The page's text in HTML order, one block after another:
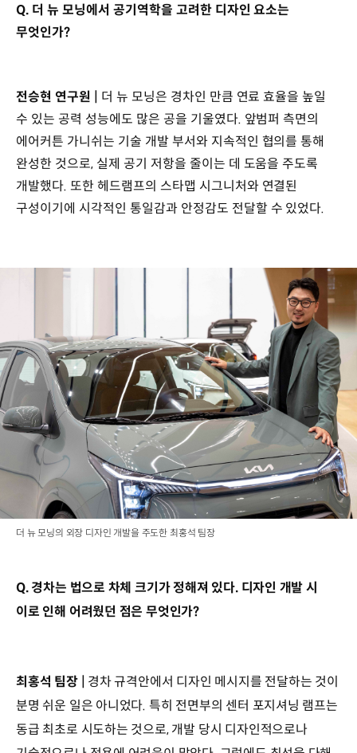
Q. 더 뉴 모닝에서 공기역학을 고려한 디자인 요소는
무엇인가?
전승현 연구원 |
더 뉴 모닝은 경차인 만큼 연료 효율을 높일
수 있는 공력 성능에도 많은 공을 기울였다. 앞범퍼 측면의
에어커튼 가니쉬는 기술 개발 부서와 지속적인 협의를 통해
완성한 것으로, 실제 공기 저항을 줄이는 데 도움을 주도록
개발했다. 또한 헤드램프의 스타맵 시그니처와 연결된
구성이기에 시각적인 통일감과 안정감도 전달할 수 있었다.
더 뉴 모닝의 외장 디자인 개발을 주도한 최홍석 팀장
Q. 경차는 법으로 차체 크기가 정해져 있다. 디자인 개발 시
이로 인해 어려웠던 점은 무엇인가?
최홍석 팀장 | 경차 규격안에서 디자인 메시지를 전달하는 것이
분명 쉬운 일은 아니었다. 특히 전면부의 센터 포지셔닝 램프는
동급 최초로 시도하는 것으로, 개발 당시 디자인적으로나